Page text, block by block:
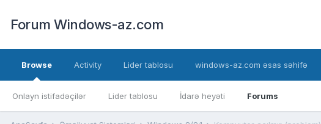
Forum Windows-az.com
Browse
Onlayn istifadəçilər Lider tablosu İdarə heyəti Forums
Activity Lider tablosu windows-az.com əsas səhifə